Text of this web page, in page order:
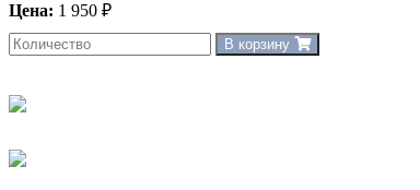
Цена: 1 950 ₽
В корзину